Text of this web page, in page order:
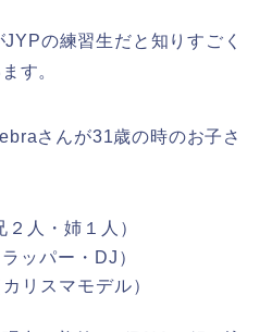
の練習生だと知りすごく
す。
さんが31歳の時のお子さ
２人・姉１人）
ラッパー・DJ）
カリスマモデル）